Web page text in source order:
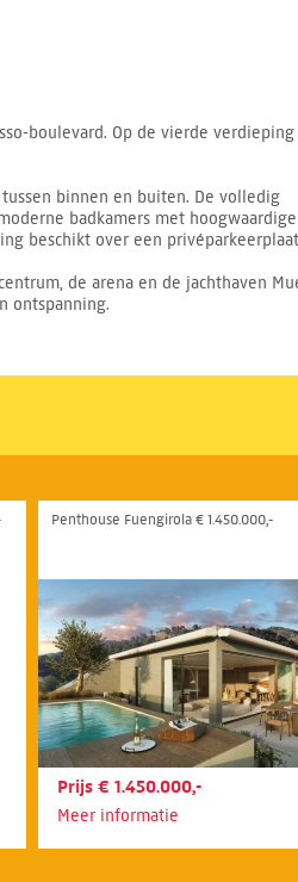
boulevard. Op de vierde
binnen en buiten. De volledig
badkamers met hoogwaardige
beschikt over een
de arena en de jachthaven
ontspanning.
Penthouse Fuengirola € 1.450.000,-
Prijs € 1.450.000,-
Meer informatie